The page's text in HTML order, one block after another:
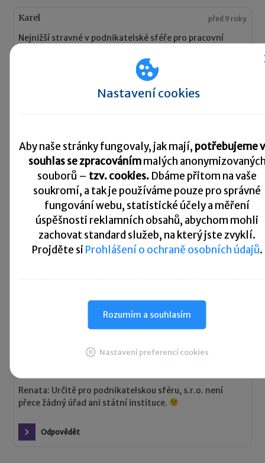
Karel před 9 roky
Nejnižší stravné v podnikatelské sféře pro pracovní
dobrý den, zajímá mě, jestli má řidič nárok na stravné ať
už je v pracovním poměru či na DPP?
Odpovědět
před 9 roky
provozní kapaliny nebo mytí vozu. Děkuji za odpověď.
Renata: Určitě pro podnikatelskou sféru, s.r.o. není
přece žádný úřad ani státní instituce.
Odpovědět
Nastavení cookies
Aby naše stránky fungovaly, jak mají, potřebujeme
souhlas se zpracovánímmalých
souborů – tzv. cookies. Dbáme přitom na vaše
soukromí, a tak je používáme pouze pro správné
fungování webu, statistické účely a měření
úspěšnosti reklamních obsahů, abychom mohli
zachovat standard služeb, na který jste zvyklí.
Projděte si Prohlášení o ochraně osobních údajů.
Rozumím a souhlasím
Nastavení preferencí cookies